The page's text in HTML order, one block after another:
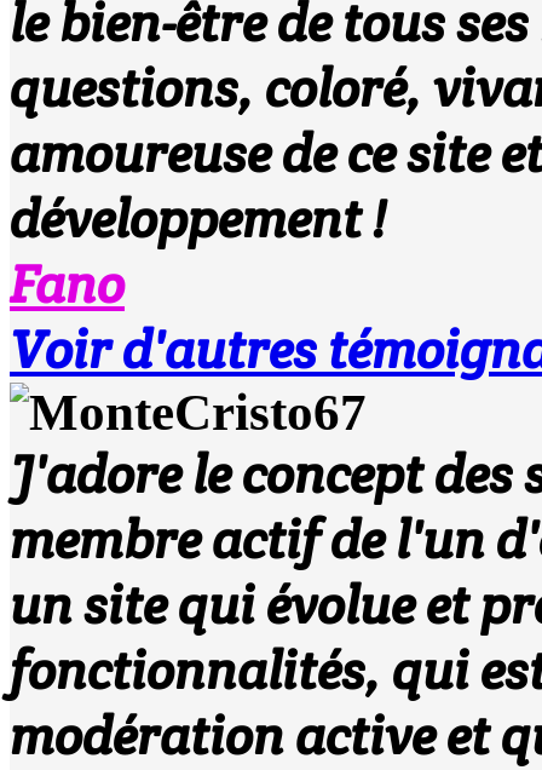
le bien-être de tous
questions, coloré,
amoureuse de ce site
développement !
Fano
Voir d'autres
J'adore le concept
membre actif de l'un
un site qui évolue et
fonctionnalités, qui
modération active et